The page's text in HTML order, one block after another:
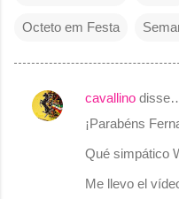
Octeto em Festa
C
cavallino
¡Parabéns
Qué simpático
Me llevo el